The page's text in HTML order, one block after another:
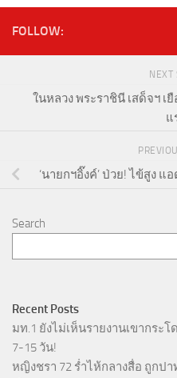
FOLLOW:
NEXT
ในหลวง พระราชินี เสด็จฯ เ
แ
‘นายกฯอิ๊งค์’ ป่วย! ไข้สูง
Search
Recent Posts
มท.1 ยังไม่เห็นรายงานเขากระ
7-15 วัน!
หญิงชรา 72 ร่ำไห้กลางสื่อ ถูกป